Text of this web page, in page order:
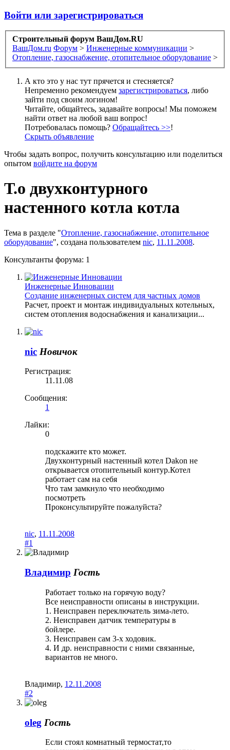
Войти или зарегистрироваться
Строительный форум ВашДом.RU
ВашДом.ru Форум > Инженерные коммуникации >
Отопление, газоснабжение, отопительное оборудование >
А кто это у нас тут прячется и стесняется?
Непременно рекомендуем зарегистрироваться, либо
зайти под своим логином!
Читайте, общайтесь, задавайте вопросы! Мы поможем
найти ответ на любой ваш вопрос!
Потребовалась помощь? Обращайтесь >>!
Скрыть объявление
Чтобы задать вопрос, получить консультацию или поделиться
опытом войдите на форум
Т.о двухконтурного
настенного котла котла
Тема в разделе "Отопление, газоснабжение, отопительное
оборудование", создана пользователем nic, 11.11.2008.
Консультанты форума: 1
Инженерные Инновации
Создание инженерных систем для частных домов
Расчет, проект и монтаж индивидуальных котельных,
систем отопления водоснабжения и канализации...
nic Новичок
Регистрация:
11.11.08
Сообщения:
1
Лайки:
0
подскажите кто может.
Двухконтурный настенный котел Dakon не
открывается отопительный контур.Котел
работает сам на себя
Что там замкнуло что необходимо
посмотреть
Проконсультируйте пожалуйста?
nic, 11.11.2008
#1
Владимир Гость
Работает только на горячую воду?
Все неисправности описаны в инструкции.
1. Неисправен переключатель зима-лето.
2. Неисправен датчик температуры в
бойлере.
3. Неисправен сам 3-х ходовик.
4. И др. неисправности с ними связанные,
вариантов не много.
Владимир, 12.11.2008
#2
oleg Гость
Если стоял комнатный термостат,то